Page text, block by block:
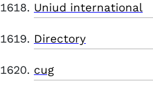
Uniud international
Directory
cug